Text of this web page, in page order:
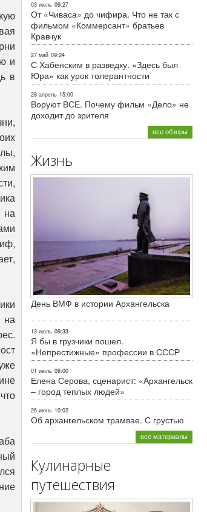
и
в
на
на
03 июль 09:27
От «Чиваса» до чифира. Что не так с
фильмом «Коммерсант» братьев
Кравчук
27 май 09:24
С Хабенским в разведку. «Здесь был
Юра» как урок толерантности
28 апрель 15:00
Воруют ВСЕ. Почему фильм «Дело» не
доходит до зрителя
все обзоры
Жизнь
День ВМФ в истории Архангельска
13 июль 09:33
Я бы в грузчики пошел.
«Непрестижные» профессии в СССР
01 июль 09:00
Елена Серова, сценарист: «Архангельск
– город теплых людей»
26 июнь 10:02
Об архангельском трамвае. С грустью
все материалы
Кулинарные
путешествия